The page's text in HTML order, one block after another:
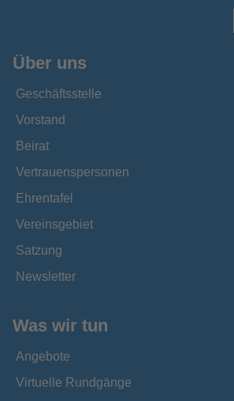
Über uns
Geschäftsstelle
Vorstand
Beirat
Vertrauenspersonen
Ehrentafel
Vereinsgebiet
Satzung
Newsletter
Was wir tun
Angebote
Virtuelle Rundgänge